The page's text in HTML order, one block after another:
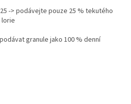
-> podávejte pouze 25 % tekutého
lorie
granule jako 100 % denní